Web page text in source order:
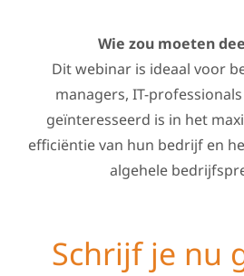
Wie zou moeten
Dit webinar is ideaal voor
managers, IT-
geïnteresseerd is in het
efficiëntie van hun bedrijf en
algehele
Schrijf je nu